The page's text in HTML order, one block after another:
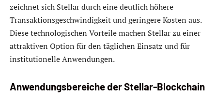
zeichnet sich Stellar durch eine deutlich höhere
Transaktionsgeschwindigkeit und geringere Kosten aus.
Diese technologischen Vorteile machen Stellar zu einer
attraktiven Option für den täglichen Einsatz und für
institutionelle Anwendungen.
Anwendungsbereiche der Stellar-Blockchain